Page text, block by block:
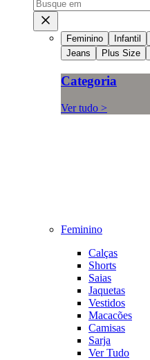
Feminino Infantil
Jeans
Plus Size
Categoria
Ver tudo >
Feminino
Calças
Shorts
Saias
Jaquetas
Vestidos
Macacões
Camisas
Sarja
Ver Tudo